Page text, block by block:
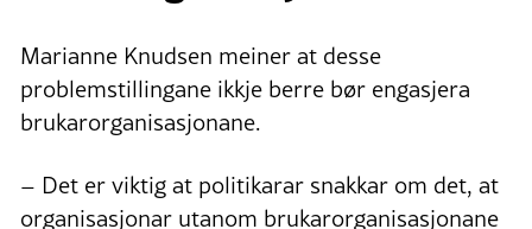
Marianne Knudsen meiner at desse
problemstillingane ikkje berre bør engasjera
brukarorganisasjonane.
– Det er viktig at politikarar snakkar om det, at
organisasjonar utanom brukarorganisasjonane